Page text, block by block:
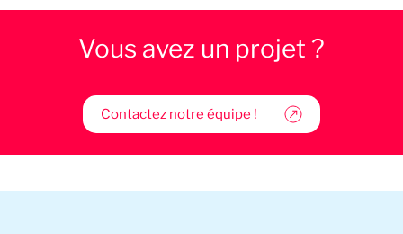
Vous avez un projet ?
Contactez notre équipe !